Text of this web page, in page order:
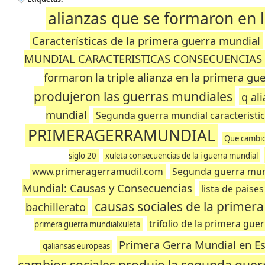
alianzas que se formaron
Características de la primera guerra mundial
MUNDIAL CARACTERISTICAS CONSECUENCIAS
formaron la triple alianza en la primera
produjeron las guerras mundiales
q
mundial
Segunda guerra mundial
PRIMERAGERRAMUNDIAL
Que
siglo 20
xuleta consecuencias de la i guerra mundial
www.primeragerramudil.com
Segunda guerra
Mundial: Causas y Consecuencias
lista de
bachillerato
causas sociales de la
primera guerra mundialxuleta
trifolio de la primera
qaliansas europeas Primera Gerra Mundial en